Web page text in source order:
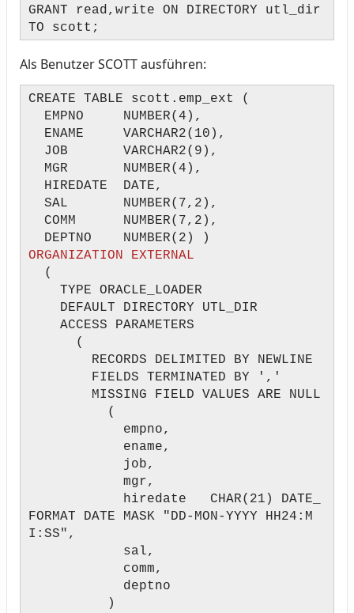
GRANT read,write ON DIRECTORY utl_dir
TO scott;
Als Benutzer SCOTT ausführen:
CREATE TABLE scott.emp_ext (
EMPNO NUMBER(4),
ENAME VARCHAR2(10),
JOB VARCHAR2(9),
MGR NUMBER(4),
HIREDATE DATE,
SAL NUMBER(7,2),
COMM NUMBER(7,2),
DEPTNO NUMBER(2) )
ORGANIZATION EXTERNAL
(
TYPE ORACLE_LOADER
DEFAULT DIRECTORY UTL_DIR
ACCESS PARAMETERS
(
RECORDS DELIMITED BY NEWLINE
FIELDS TERMINATED BY ','
MISSING FIELD VALUES ARE NULL
(
empno,
ename,
job,
mgr,
hiredate CHAR(21) DATE_
FORMAT DATE MASK "DD-MON-YYYY HH24:M
I:SS",
sal,
comm,
deptno
)